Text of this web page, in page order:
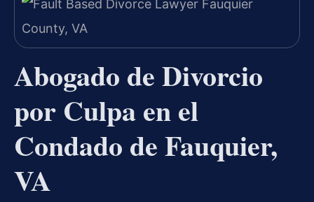
Abogado de Divorcio
por Culpa en el
Condado de Fauquier,
VA